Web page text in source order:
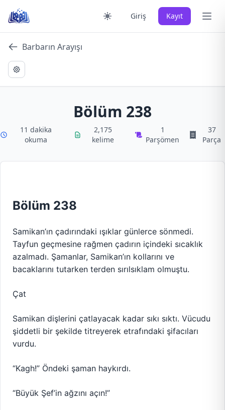
content
Giriş Kayıt Ana
Barbarın Arayışı
Bölüm 238
11 dakika
okuma
2,175
kelime
1
Parşömen
37
Parça
Bölüm 238
Samikan’ın çadırındaki ışıklar günlerce sönmedi.
Tayfun geçmesine rağmen çadırın içindeki sıcaklık
azalmadı. Şamanlar, Samikan’ın kollarını ve
bacaklarını tutarken terden sırılsıklam olmuştu.
Çat
Samikan dişlerini çatlayacak kadar sıkı sıktı. Vücudu
şiddetli bir şekilde titreyerek etrafındaki şifacıları
vurdu.
“Kagh!” Öndeki şaman haykırdı.
“Büyük Şef’in ağzını açın!”